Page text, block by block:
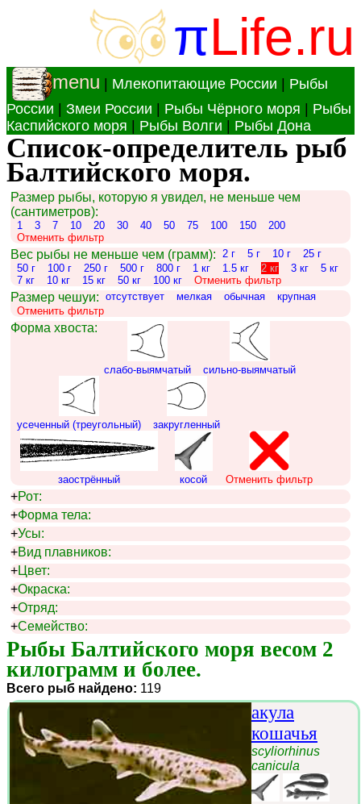
πLife.ru
menu Млекопитающие России
Рыбы
России
Змеи России Рыбы Чёрного моря
Рыбы
Каспийского моря
Рыбы Волги Рыбы Дона
Список-определитель рыб
Балтийского моря.
Размер рыбы, которую я увидел, не меньше чем
(сантиметров):
1 3 7 10 20 30 40 50 75 100 150
200
Отменить фильтр
Вес рыбы не меньше чем (грамм): 2 г 5 г 10 г
25 г
50 г
100 г 250 г 500 г 800 г 1 кг 1.5 кг 2 кг 3 кг
5 кг
7 кг
10 кг 15 кг 50 кг 100 кг Отменить фильтр
Размер чешуи: отсутствует мелкая обычная
крупная
Отменить фильтр
Форма хвоста:
слабо-выямчатый сильно-выямчатый
усеченный (треугольный) закругленный
заострённый косой Отменить фильтр
+Рот:
+Форма тела:
+Усы:
+Вид плавников:
+Цвет:
+Окраска:
+Отряд:
+Семейство:
Рыбы Балтийского моря весом 2
килограмм и более.
Всего рыб найдено: 119
акула
кошачья
scyliorhinus
canicula